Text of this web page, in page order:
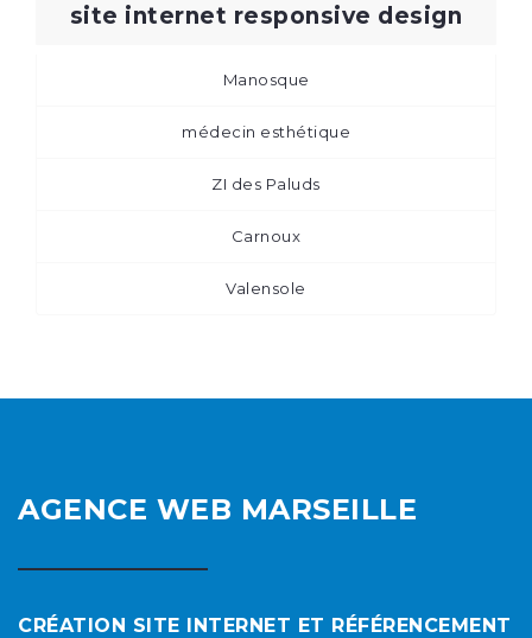
site internet responsive design
Manosque
médecin esthétique
ZI des Paluds
Carnoux
Valensole
AGENCE WEB MARSEILLE
CRÉATION SITE INTERNET ET RÉFÉRENCEMENT